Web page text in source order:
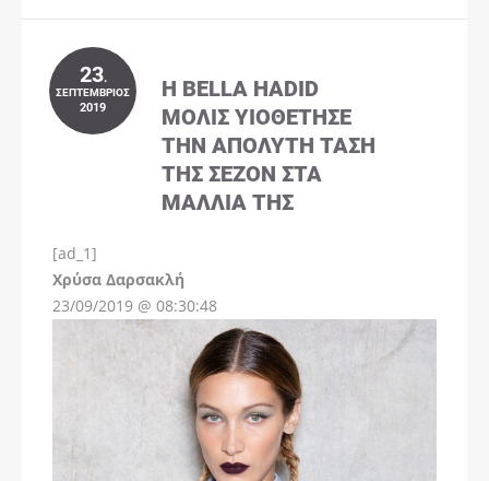
23.
ΣΕΠΤΈΜΒΡΙΟΣ
2019
Η BELLA HADID
ΜΌΛΙΣ ΥΙΟΘΈΤΗΣΕ
ΤΗΝ ΑΠΌΛΥΤΗ ΤΆΣΗ
ΤΗΣ ΣΕΖΌΝ ΣΤΑ
ΜΑΛΛΙΆ ΤΗΣ
[ad_1]
Χρύσα Δαρσακλή
23/09/2019 @ 08:30:48